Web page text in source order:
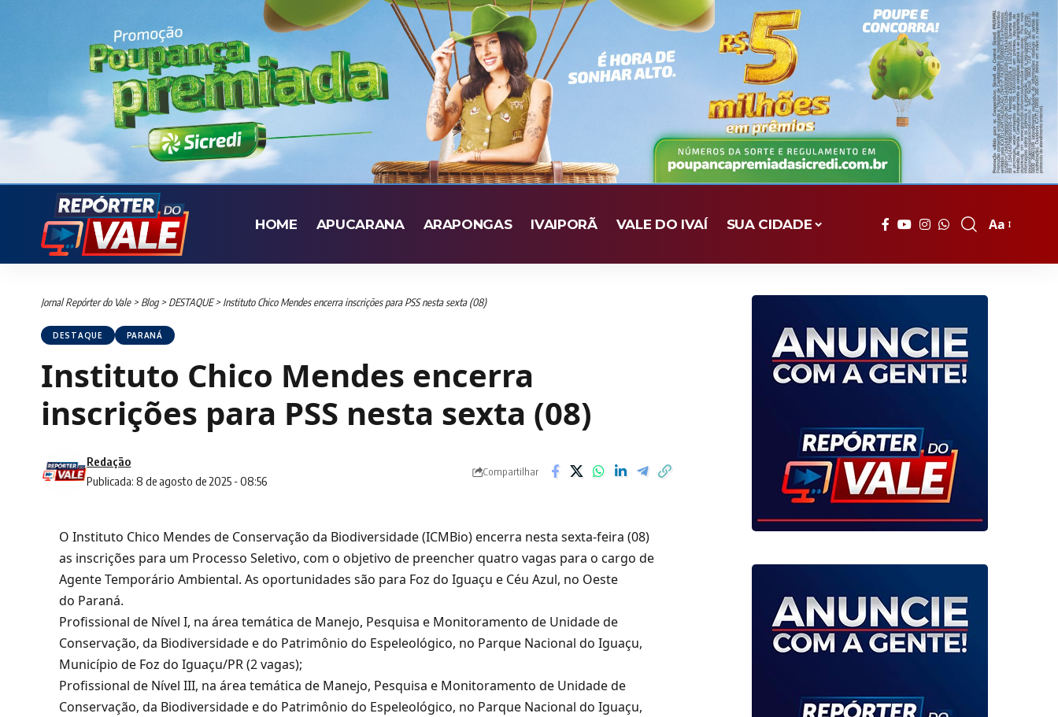
HOME APUCARANA ARAPONGAS IVAIPORÃ VALE DO IVAÍ SUA CIDADE
Font
Aa
Jornal Repórter do Vale> Blog> DESTAQUE> Instituto Chico Mendes encerra inscrições para PSS nesta sexta (08)
DESTAQUE PARANÁ
Instituto Chico Mendes encerra
inscrições para PSS nesta sexta (08)
Publicada: 8 de agosto de 2025 - 08:56
Redação
Compartilhar
OInstituto Chico Mendes de Conservação da Biodiversidade (ICMBio)encerra nesta sexta-feira (08)
as inscrições para um Processo Seletivo, com o objetivo de preencher quatro vagas para o cargo de
Agente Temporário Ambiental. As oportunidades são para Foz do Iguaçu e Céu Azul, no Oeste
do Paraná.
Profissional de Nível I, na área temática de Manejo, Pesquisa e Monitoramento de Unidade de
Conservação, da Biodiversidade e do Patrimônio do Espeleológico, no Parque Nacional do Iguaçu,
Município de Foz do Iguaçu/PR (2 vagas);
Profissional de Nível III, na área temática de Manejo, Pesquisa e Monitoramento de Unidade de
Conservação, da Biodiversidade e do Patrimônio do Espeleológico, no Parque Nacional do Iguaçu,